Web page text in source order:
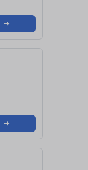
➜
➜